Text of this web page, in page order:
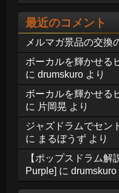
最近のコメント
メルマガ景品の交換
ボーカルを輝かせる
に drumskuro より
ボーカルを輝かせる
に 片岡晃 より
ジャズドラムでセン
に まるぼうず より
【ポップスドラム
Purple] に drumskuro